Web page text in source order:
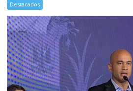
Destacados